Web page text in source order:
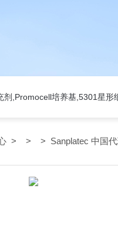
剂,Promocell培养基,5301星形
> > > Sanplatec 中国代